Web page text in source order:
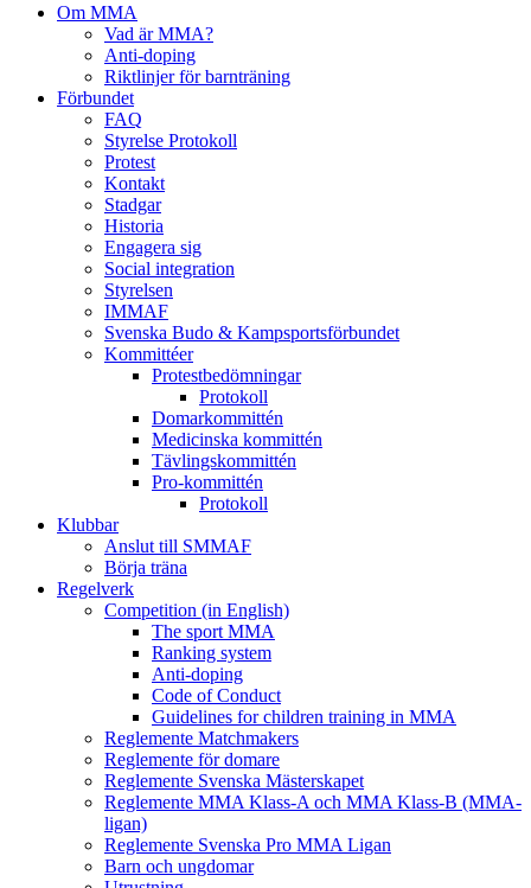
Om MMA
Vad är MMA?
Anti-doping
Riktlinjer för barnträning
Förbundet
FAQ
Styrelse Protokoll
Protest
Kontakt
Stadgar
Historia
Engagera sig
Social integration
Styrelsen
IMMAF
Svenska Budo & Kampsportsförbundet
Kommittéer
Protestbedömningar
Protokoll
Domarkommittén
Medicinska kommittén
Tävlingskommittén
Pro-kommittén
Protokoll
Klubbar
Anslut till SMMAF
Börja träna
Regelverk
Competition (in English)
The sport MMA
Ranking system
Anti-doping
Code of Conduct
Guidelines for children training in MMA
Reglemente Matchmakers
Reglemente för domare
Reglemente Svenska Mästerskapet
Reglemente MMA Klass-A och MMA Klass-B (MMA-
ligan)
Reglemente Svenska Pro MMA Ligan
Barn och ungdomar